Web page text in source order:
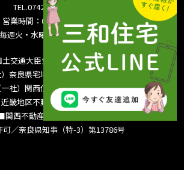
TEL.0742-36-3035
営業時間：09:00～18:00
週火・水曜日 夏季休暇 年末年始
交通大臣免許（15）994号
奈良県宅地建物取引業協会会員
社）関西住宅産業協会会員
畿地区不動産公正取引協議会加盟
関西不動産情報センター
／奈良県知事（特-3）第13786号